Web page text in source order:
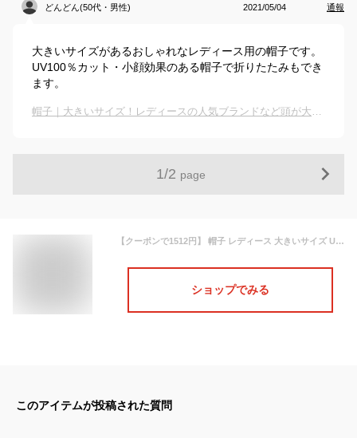
どんどん(50代・男性) 2021/05/04 通報
大きいサイズがあるおしゃれなレディース用の帽子です。
UV100％カット・小顔効果のある帽子で折りたたみもでき
ます。
帽子｜大きいサイズ！レディースの人気ブランドなど頭が大きい人に似合う日除けハットのおすすめは？
1/2 page
【クーポンで1512円】 帽子 レディース 大きいサイズ UV カット 紫外線 「ブリーズフレンチHAT」 サファリ アウトドア キャンプ 海 山 人気 つば広 おすすめ オススメ 折りたたみ 日焼け ぼうし 小顔 効果 飛ばない 運動会 旅 春 夏 春夏 母の日
ショップでみる
このアイテムが投稿された質問